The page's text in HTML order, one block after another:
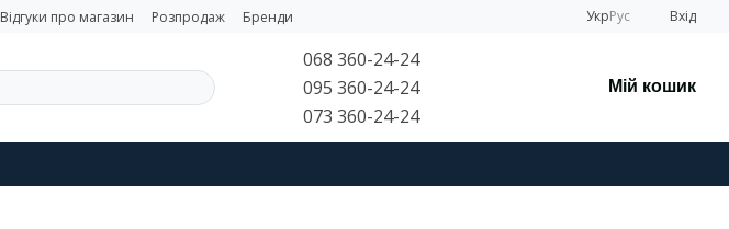
Відгуки про магазин Розпродаж Бренди УкрРус Вхід
068 360-24-24
095 360-24-24
073 360-24-24
Мій кошик